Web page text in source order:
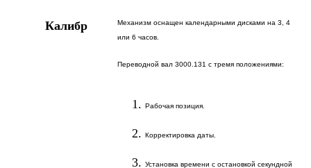
Калибр
Механизм оснащен календарными дисками на 3, 4
или 6 часов.
Переводной вал 3000.131 с тремя положениями:
Рабочая позиция.
Корректировка даты.
Установка времени с остановкой секундной